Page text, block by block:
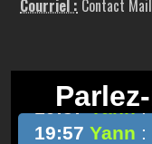
Courriel : Contact Mail